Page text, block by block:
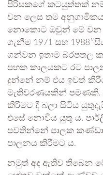
පිරිසකගේ කටයුත්තක්
වන ලෙස තම
නොකොට ඔවුන් මේ වන
ගැනීම 1971 සහ
ගන්වන ඉතාම බරපතල
පහක කාලයකට රට
දුන්නේ නම් එය ඉවත්
මැතිවරණයකින් පමණකි.
කිරීමට දී බලා සිටිය
එසේ නොවිය යුතු ය.
පවතින්නේ පාලක
පාලනය කිරීමට ය.
නමුත් අද ඇතිව තිබෙන